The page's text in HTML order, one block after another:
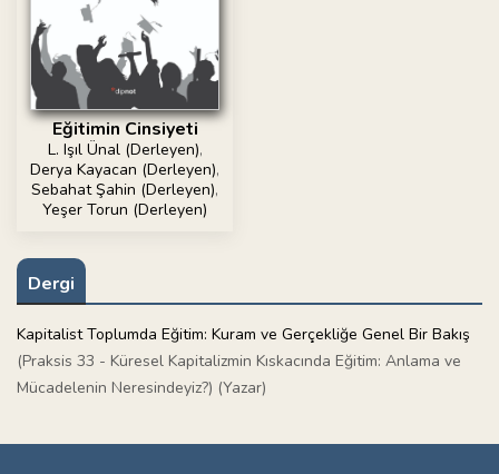
Eğitimin Cinsiyeti
L. Işıl Ünal (Derleyen),
Derya Kayacan (Derleyen),
Sebahat Şahin (Derleyen),
Yeşer Torun (Derleyen)
Dergi
Kapitalist Toplumda Eğitim: Kuram ve Gerçekliğe Genel Bir Bakış
(Praksis 33 - Küresel Kapitalizmin Kıskacında Eğitim: Anlama ve
Mücadelenin Neresindeyiz?) (Yazar)